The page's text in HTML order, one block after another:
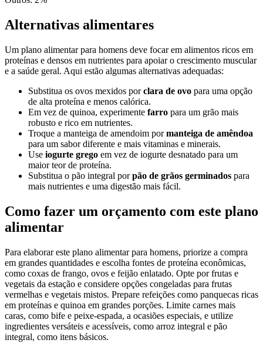
Alternativas alimentares
Um plano alimentar para homens deve focar em alimentos ricos em
proteínas e densos em nutrientes para apoiar o crescimento muscular
e a saúde geral. Aqui estão algumas alternativas adequadas:
Substitua os ovos mexidos porclara de ovo para uma opção
de alta proteína e menos calórica.
Em vez de quinoa, experimente farro para um grão mais
robusto e rico em nutrientes.
Troque a manteiga de amendoim pormanteiga de amêndoa
para um sabor diferente e mais vitaminas e minerais.
Use iogurte grego em vez de iogurte desnatado para um
maior teor de proteína.
Substitua o pão integral porpão de grãos germinados para
mais nutrientes e uma digestão mais fácil.
Como fazer um orçamento com este plano
alimentar
Para elaborar este plano alimentar para homens, priorize a compra
em grandes quantidades e escolha fontes de proteína econômicas,
como coxas de frango, ovos e feijão enlatado. Opte por frutas e
vegetais da estação e considere opções congeladas para frutas
vermelhas e vegetais mistos. Prepare refeições como panquecas ricas
em proteínas e quinoa em grandes porções. Limite carnes mais
caras, como bife e peixe-espada, a ocasiões especiais, e utilize
ingredientes versáteis e acessíveis, como arroz integral e pão
integral, como itens básicos.